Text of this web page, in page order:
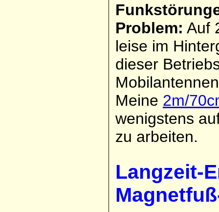
Problem: Auf
leise im
dieser
Meine 2m/
wenigstens
zu arbeiten.
Langzeit-